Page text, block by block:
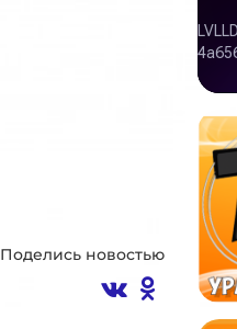
Поделись новостью